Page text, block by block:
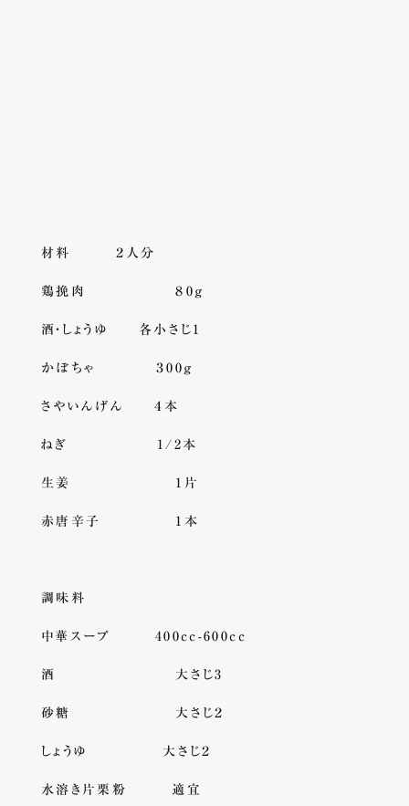
材料 ２人分
鶏挽肉 ８0g
酒・しょうゆ 各小さじ1
かぼちゃ ３00g
さやいんげん ４本
ねぎ 1/2本
生姜 1片
赤唐辛子 1本
調味料
中華スープ 400cc-600cc
酒 大さじ3
砂糖 大さじ２
しょうゆ 大さじ２
水溶き片栗粉 適宜